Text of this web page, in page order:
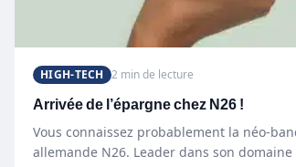
HIGH-TECH 2 min de lecture
Arrivée de l’épargne chez N26 !
Vous connaissez probablement la néo-
allemande N26. Leader dans son